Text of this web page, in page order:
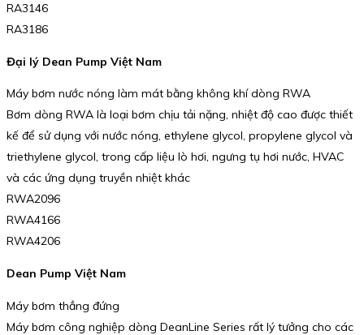
RA3146
RA3186
Đại lý Dean Pump Việt Nam
Máy bơm nước nóng làm mát bằng không khí dòng RWA
Bơm dòng RWA là loại bơm chịu tải nặng, nhiệt độ cao được thiết
kế để sử dụng với nước nóng, ethylene glycol, propylene glycol và
triethylene glycol, trong cấp liệu lò hơi, ngưng tụ hơi nước, HVAC
và các ứng dụng truyền nhiệt khác
RWA2096
RWA4166
RWA4206
Dean Pump Việt Nam
Máy bơm thẳng đứng
Máy bơm công nghiệp dòng DeanLine Series rất lý tưởng cho các